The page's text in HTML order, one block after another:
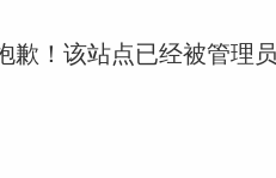
歉！该站点已经被管理